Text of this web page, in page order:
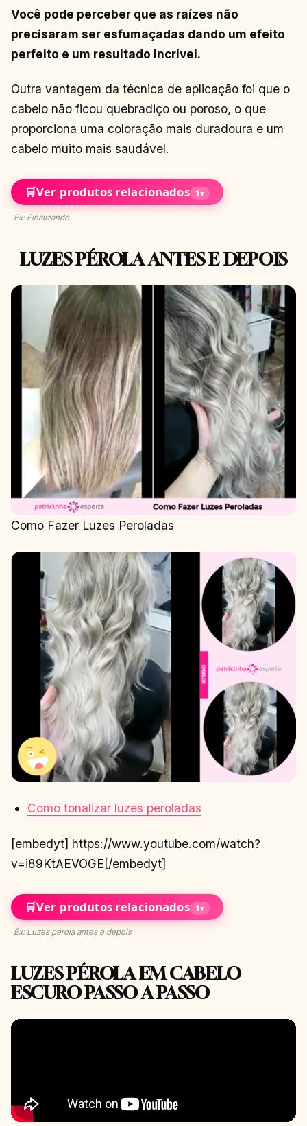
Você pode perceber que as raízes não
precisaram ser esfumaçadas dando um efeito
perfeito e um resultado incrível.
Outra vantagem da técnica de aplicação foi que o
cabelo não ficou quebradiço ou poroso, o que
proporciona uma coloração mais duradoura e um
cabelo muito mais saudável.
🛒Ver produtos relacionados 1▾
Ex: Finalizando
LUZES PÉROLA ANTES E DEPOIS
Como Fazer Luzes Peroladas
Como tonalizar luzes peroladas
[embedyt] https://www.youtube.com/watch?
v=i89KtAEVOGE[/embedyt]
🛒Ver produtos relacionados 1▾
Ex: Luzes pérola antes e depois
LUZES PÉROLA EM CABELO
ESCURO PASSO A PASSO